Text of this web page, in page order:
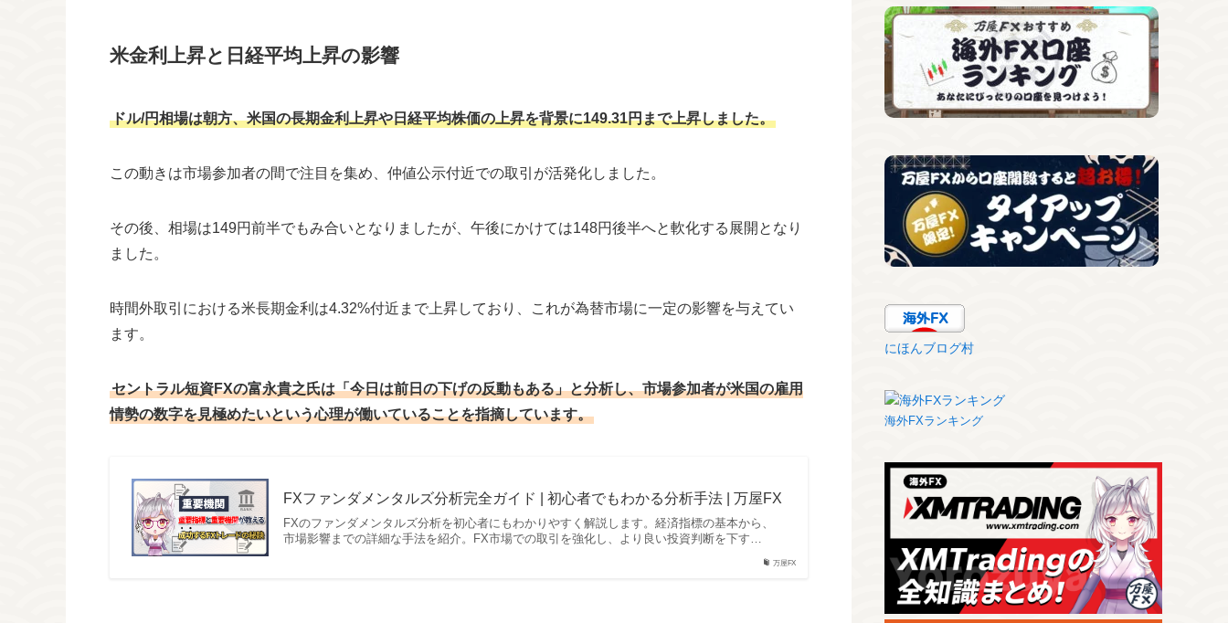
米金利上昇と日経平均上昇の影響
ドル/円相場は朝方、米国の長期金利上昇や日経平均株価の上昇を背景に149.31円まで上昇しました。
この動きは市場参加者の間で注目を集め、仲値公示付近での取引が活発化しました。
その後、相場は149円前半でもみ合いとなりましたが、午後にかけては148円後半へと軟化する展開となり
ました。
時間外取引における米長期金利は4.32%付近まで上昇しており、これが為替市場に一定の影響を与えてい
ます。
セントラル短資FXの富永貴之氏は「今日は前日の下げの反動もある」と分析し、市場参加者が米国の雇用
情勢の数字を見極めたいという心理が働いていることを指摘しています。
万屋FX
FXファンダメンタルズ分析完全ガイド | 初心者でもわかる分析手法 | 万屋FX
FXのファンダメンタルズ分析を初心者にもわかりやすく解説します。経済指標の基本から、
市場影響までの詳細な手法を紹介。FX市場での取引を強化し、より良い投資判断を下す…
にほんブログ村
海外FXランキング